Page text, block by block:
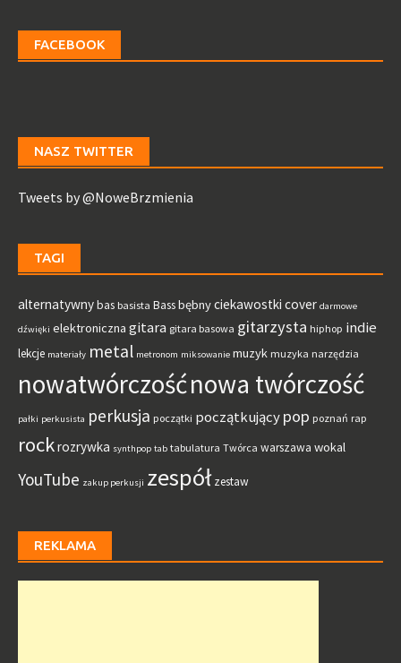
FACEBOOK
NASZ TWITTER
Tweets by @NoweBrzmienia
TAGI
alternatywnybas basista Bassbębnyciekawostki cover darmowe
dźwięki elektroniczna gitara gitara basowa gitarzysta hiphop indie
lekcje materiały metal metronom miksowanie muzyk muzyka narzędzia
nowatwórczośćnowa twórczość
pałki perkusista perkusja początki początkującypop poznań rap
rockrozrywka synthpop tab tabulatura Twórca warszawa wokal
YouTube zakup perkusji zespół zestaw
REKLAMA